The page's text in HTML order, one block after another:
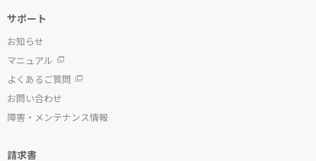
サポート
お知らせ
マニュアル
よくあるご質問
お問い合わせ
障害・メンテナンス情報
請求書